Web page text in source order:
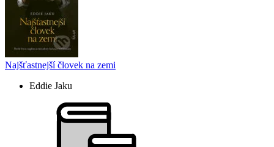
Najšťastnejší človek na zemi
Eddie Jaku